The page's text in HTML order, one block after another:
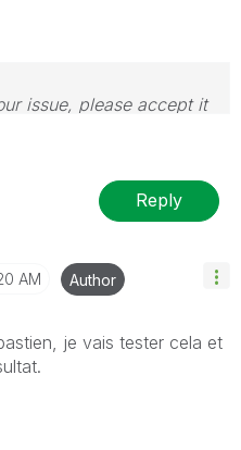
issue, please accept it
Reply
AM Author
je vais tester cela et